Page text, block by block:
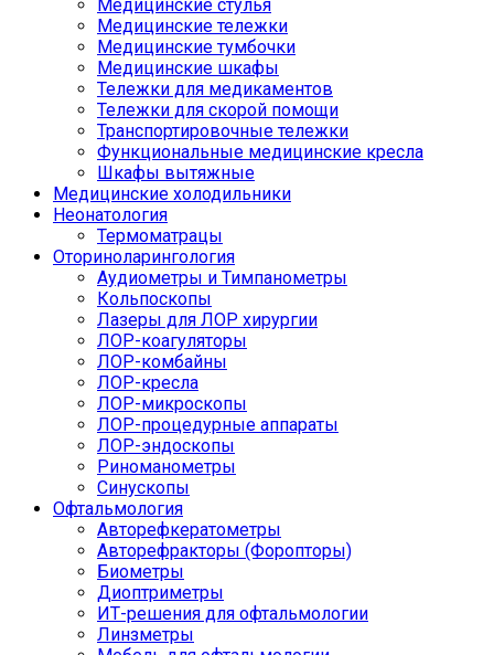
Медицинские стулья
Медицинские тележки
Медицинские тумбочки
Медицинские шкафы
Тележки для медикаментов
Тележки для скорой помощи
Транспортировочные тележки
Функциональные медицинские кресла
Шкафы вытяжные
Медицинские холодильники
Неонатология
Термоматрацы
Оториноларингология
Аудиометры и Тимпанометры
Кольпоскопы
Лазеры для ЛОР хирургии
ЛОР-коагуляторы
ЛОР-комбайны
ЛОР-кресла
ЛОР-микроскопы
ЛОР-процедурные аппараты
ЛОР-эндоскопы
Риноманометры
Синускопы
Офтальмология
Авторефкератометры
Авторефракторы (Форопторы)
Биометры
Диоптриметры
ИТ-решения для офтальмологии
Линзметры